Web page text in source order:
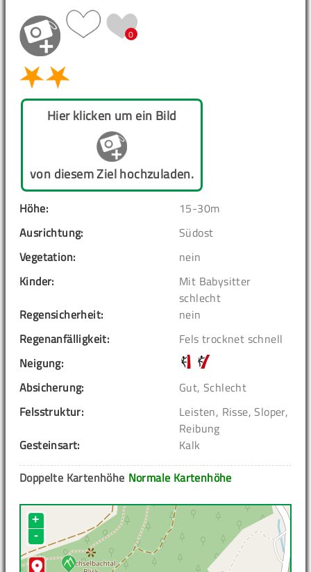
0
Hier klicken um ein Bild
von diesem Ziel hochzuladen.
Höhe:
15-30m
Ausrichtung:
Südost
Vegetation:
nein
Kinder:
Mit Babysitter
schlecht
Regensicherheit:
nein
Regenanfälligkeit:
Fels trocknet schnell
Neigung:
Absicherung:
Gut, Schlecht
Felsstruktur:
Leisten, Risse, Sloper,
Reibung
Gesteinsart:
Kalk
Normale Kartenhöhe
Doppelte Kartenhöhe
+
-